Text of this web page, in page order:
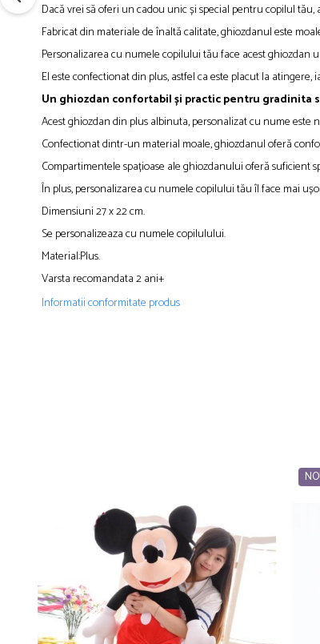
Dacă vrei să oferi un cadou unic și special pentru copilul
Fabricat din materiale de înaltă calitate, ghiozdanul este
Personalizarea cu numele copilului tău face acest ghiozdan
El este confectionat din plus, astfel ca este placut la
Un ghiozdan confortabil și practic pentru gradinita
Acest ghiozdan din plus albinuta, personalizat cu nume
Confectionat dintr-un material moale, ghiozdanul oferă
Compartimentele spațioase ale ghiozdanului oferă
În plus, personalizarea cu numele copilului tău îl face mai
Dimensiuni 27 x 22 cm.
Se personalizeaza cu numele copilulului.
Material:Plus.
Varsta recomandata 2 ani+
Informatii conformitate produs